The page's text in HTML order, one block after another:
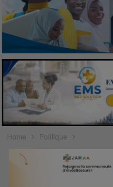
Home Politique